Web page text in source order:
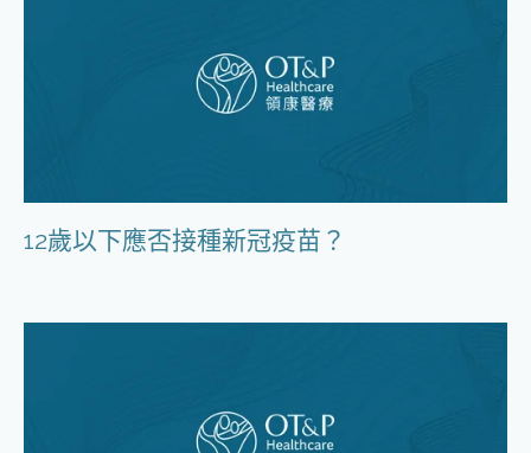
12歲以下應否接種新冠疫苗？